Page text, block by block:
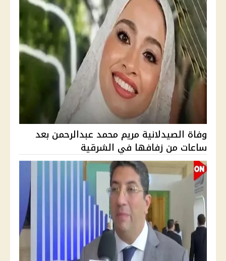
وفاة الصيدلانية مريم محمد عبدالرحمن بعد
ساعات من زفافها في الشرقية